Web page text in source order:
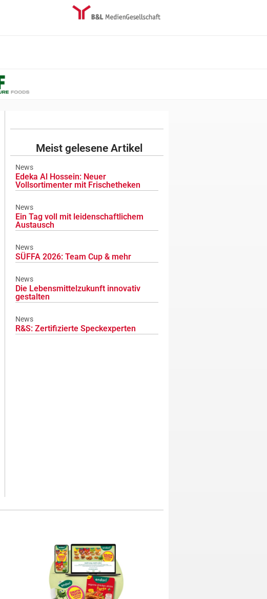
Meist gelesene Artikel
News
Edeka Al Hossein: Neuer
Vollsortimenter mit Frischetheken
News
Ein Tag voll mit leidenschaftlichem
Austausch
News
SÜFFA 2026: Team Cup & mehr
News
Die Lebensmittelzukunft innovativ
gestalten
News
R&S: Zertifizierte Speckexperten